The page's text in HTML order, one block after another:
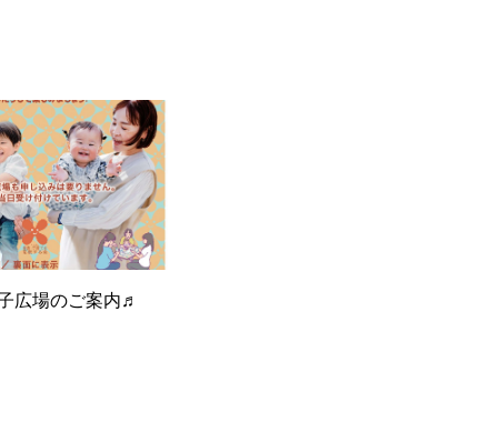
広場のご案内♬